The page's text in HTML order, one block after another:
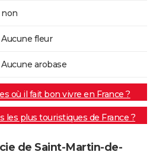
non
Aucune fleur
Aucune arobase
où il fait bon vivre en France ?
les plus touristiques de France ?
de Saint-Martin-de-